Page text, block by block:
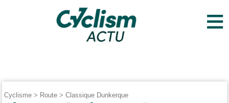
≡
Cyclisme > Route >Classique Dunkerque